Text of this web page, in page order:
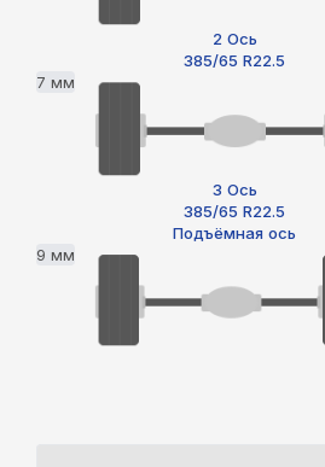
2 Ось
385/65 R22.5
7 мм
3 Ось
385/65 R22.5
Подъёмная ось
9 мм